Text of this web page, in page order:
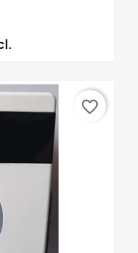
favorite_border